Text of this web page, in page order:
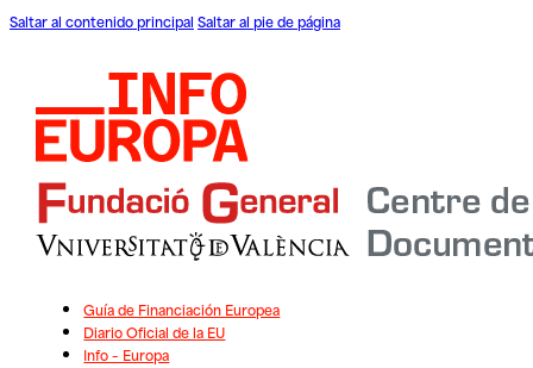
Saltar al contenido principal Saltar al pie de página
Guía de Financiación Europea
Diario Oficial de la EU
Info – Europa